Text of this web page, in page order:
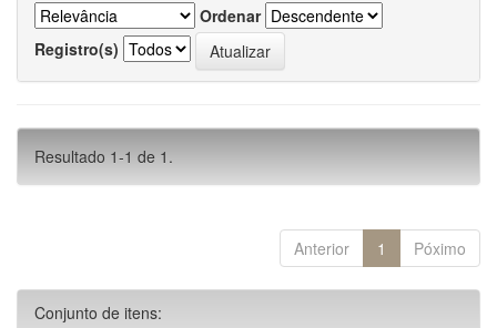
Ordenar
Registro(s)
Resultado 1-1 de 1.
Anterior 1 Póximo
Conjunto de itens: